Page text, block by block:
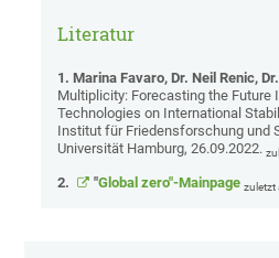
Literatur
1. Marina Favaro, Dr. Neil Renic,
Multiplicity: Forecasting the Future
Technologies on International
Institut für Friedensforschung und
Universität Hamburg, 26.09.2022.
2. "Global zero"-Mainpage zuletzt